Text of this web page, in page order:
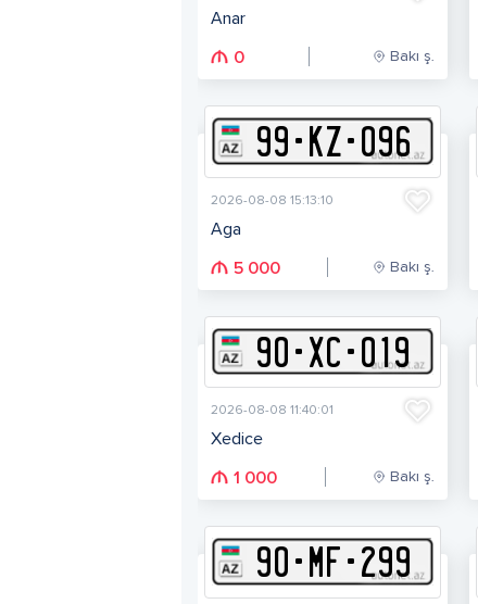
Anar
0 Bakı ş.
99-KZ-096
2026-08-08 15:13:10
Aga
5 000 Bakı ş.
90-XC-019
2026-08-08 11:40:01
Xedice
1 000 Bakı ş.
90-MF-299